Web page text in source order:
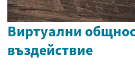
Виртуални
въздействие